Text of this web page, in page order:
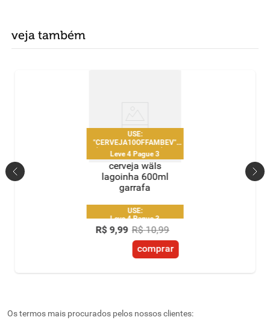
veja também
USE:
"CERVEJA10OFFAMBEV"
R$10 OFF acima de R$100 |
1 uso por CPF
Leve 4 Pague 3
cerveja wäls
lagoinha 600ml
garrafa
USE:
"CERVEJA10OFFAMBEV"
R$10 OFF acima de R$100 |
1 uso por CPF
Leve 4 Pague 3
R$ 9,99 R$ 10,99
comprar
Os termos mais procurados pelos nossos clientes: